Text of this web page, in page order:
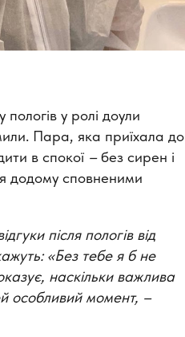
у ролі доули
Пара, яка приїхала до
в спокої –без сирен і
додому сповненими
після пологів від
«Без тебе я б не
наскільки важлива
особливий момент, –